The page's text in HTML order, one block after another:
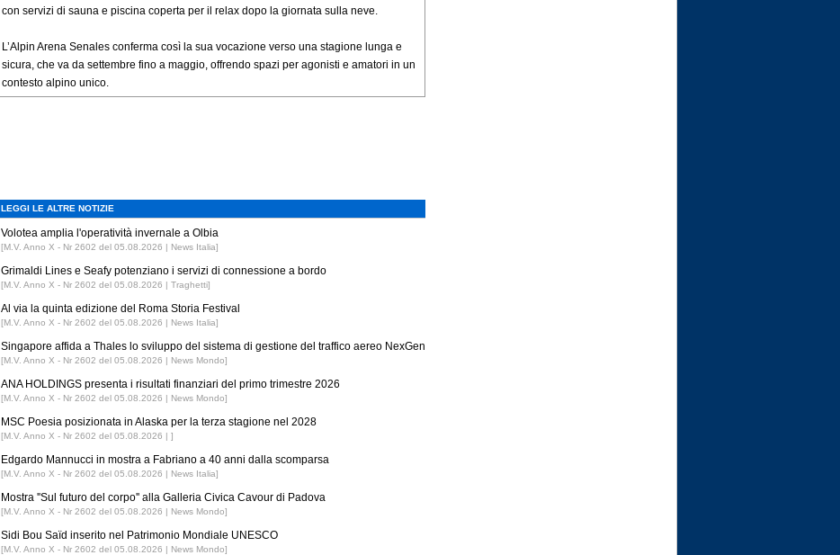
con servizi di sauna e piscina coperta per il relax dopo la giornata sulla neve.
L’Alpin Arena Senales conferma così la sua vocazione verso una stagione lunga e
sicura, che va da settembre fino a maggio, offrendo spazi per agonisti e amatori in un
contesto alpino unico.
LEGGI LE ALTRE NOTIZIE
Volotea amplia l'operatività invernale a Olbia
[M.V. Anno X - Nr 2602 del 05.08.2026 | News Italia]
Grimaldi Lines e Seafy potenziano i servizi di connessione a bordo
[M.V. Anno X - Nr 2602 del 05.08.2026 | Traghetti]
Al via la quinta edizione del Roma Storia Festival
[M.V. Anno X - Nr 2602 del 05.08.2026 | News Italia]
Singapore affida a Thales lo sviluppo del sistema di gestione del traffico aereo NexGen
[M.V. Anno X - Nr 2602 del 05.08.2026 | News Mondo]
ANA HOLDINGS presenta i risultati finanziari del primo trimestre 2026
[M.V. Anno X - Nr 2602 del 05.08.2026 | News Mondo]
MSC Poesia posizionata in Alaska per la terza stagione nel 2028
[M.V. Anno X - Nr 2602 del 05.08.2026 | ]
Edgardo Mannucci in mostra a Fabriano a 40 anni dalla scomparsa
[M.V. Anno X - Nr 2602 del 05.08.2026 | News Italia]
Mostra ''Sul futuro del corpo'' alla Galleria Civica Cavour di Padova
[M.V. Anno X - Nr 2602 del 05.08.2026 | News Mondo]
Sidi Bou Saïd inserito nel Patrimonio Mondiale UNESCO
[M.V. Anno X - Nr 2602 del 05.08.2026 | News Mondo]